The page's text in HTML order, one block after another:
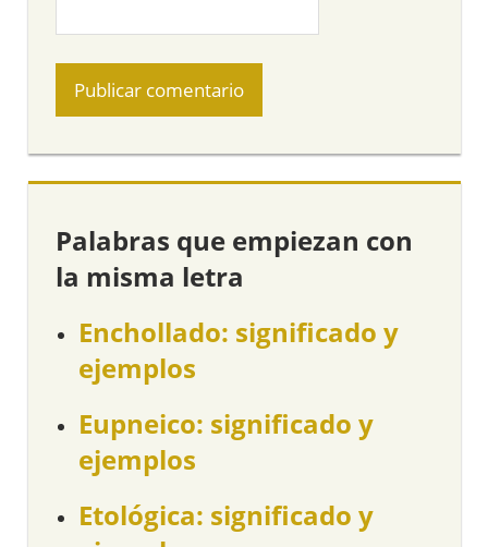
Palabras que empiezan con
la misma letra
Enchollado: significado y
ejemplos
Eupneico: significado y
ejemplos
Etológica: significado y